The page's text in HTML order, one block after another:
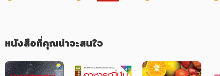
หนังสือที่คุณน่าจะสนใจ